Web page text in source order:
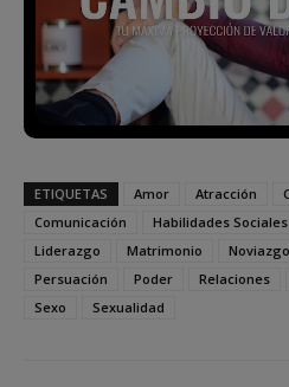
ETIQUETAS Amor Atracción
Comunicación
Habilidades Sociales
Liderazgo
Matrimonio Noviazgo
Persuación
Poder Relaciones
Sexo
Sexualidad